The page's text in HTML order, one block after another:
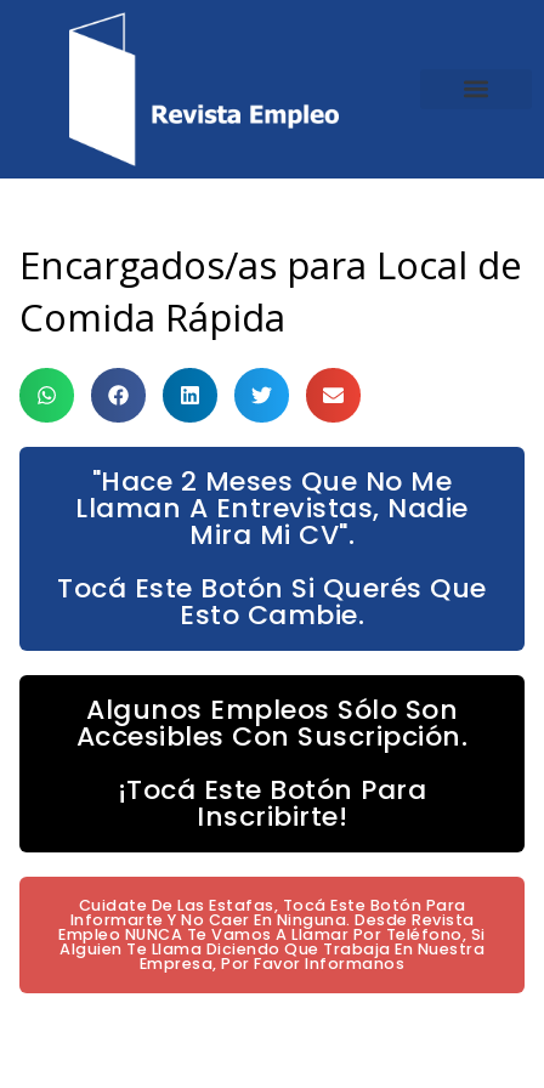
Encargados/as para Local de
Comida Rápida
"Hace 2 Meses Que No Me
Llaman A Entrevistas, Nadie
Mira Mi CV".
Tocá Este Botón Si Querés Que
Esto Cambie.
Algunos Empleos Sólo Son
Accesibles Con Suscripción.
¡Tocá Este Botón Para
Inscribirte!
Cuidate De Las Estafas, Tocá Este Botón Para
Informarte Y No Caer En Ninguna. Desde Revista
Empleo NUNCA Te Vamos A Llamar Por Teléfono, Si
Alguien Te Llama Diciendo Que Trabaja En Nuestra
Empresa, Por Favor Informanos